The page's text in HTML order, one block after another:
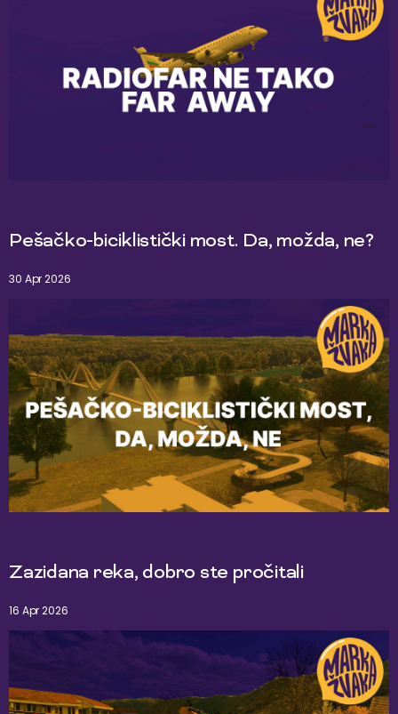
Pešačko-biciklistički most. Da, možda, ne?
30 Apr 2026
Zazidana reka, dobro ste pročitali
16 Apr 2026